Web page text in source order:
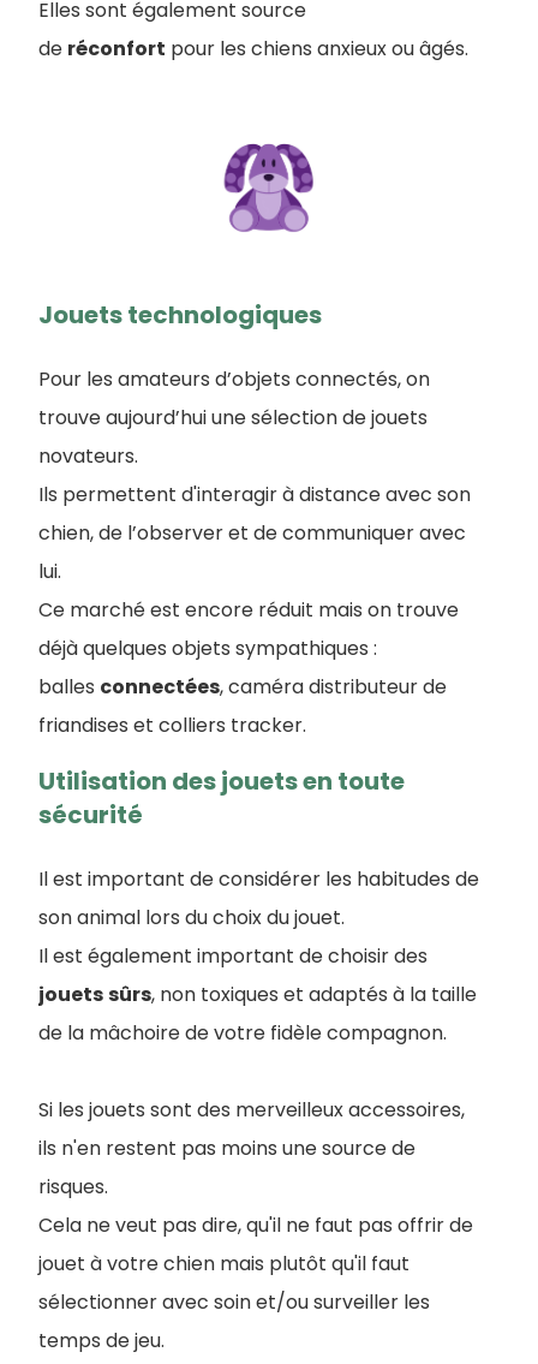
Elles sont également source
de réconfort pour les chiens anxieux ou âgés.
Jouets technologiques
Pour les amateurs d’objets connectés, on
trouve aujourd’hui une sélection de jouets
novateurs.
Ils permettent d'interagir à distance avec son
chien, de l’observer et de communiquer avec
lui.
Ce marché est encore réduit mais on trouve
déjà quelques objets sympathiques :
balles connectées, caméra distributeur de
friandises et colliers tracker.
Utilisation des jouets en toute
sécurité
Il est important de considérer les habitudes de
son animal lors du choix du jouet.
Il est également important de choisir des
jouetssûrs, non toxiques et adaptés à la taille
de la mâchoire de votre fidèle compagnon.
Si les jouets sont des merveilleux accessoires,
ils n'en restent pas moins une source de
risques.
Cela ne veut pas dire, qu'il ne faut pas offrir de
jouet à votre chien mais plutôt qu'il faut
sélectionner avec soin et/ou surveiller les
temps de jeu.